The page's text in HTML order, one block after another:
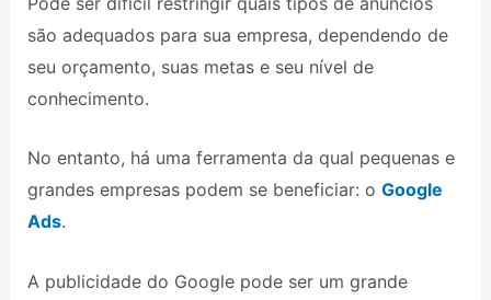
são adequados para sua empresa, dependendo de
seu orçamento, suas metas e seu nível de
conhecimento.
No entanto, há uma ferramenta da qual pequenas e
grandes empresas podem se beneficiar: o Google
Ads.
A publicidade do Google pode ser um grande